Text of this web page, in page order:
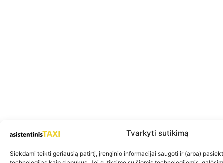
Tvarkyti sutikimą
Siekdami teikti geriausią patirtį, įrenginio informacijai saugoti ir (arba)